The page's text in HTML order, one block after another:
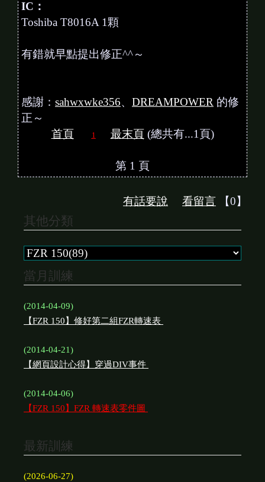
IC：
Toshiba T8016A 1顆
有錯就早點提出修正^^～
感謝： sahwxwke356、 DREAMPOWER 的修
正～
首頁
1 最末頁(總共有...1頁)
第 1 頁
有話要說 看留言 【0】
其他分類
當月訓練
(2014-04-09)
【FZR 150】修好第二組FZR轉速表
(2014-04-21)
【網頁設計心得】穿過DIV事件
(2014-04-06)
【FZR 150】FZR 轉速表零件圖
最新訓練
(2026-06-27)